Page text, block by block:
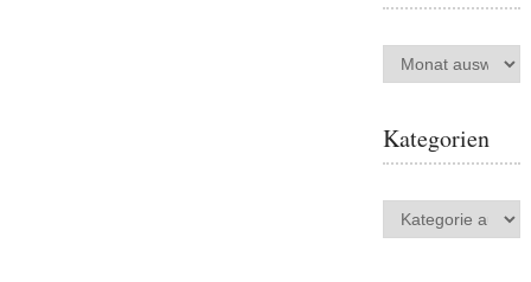
Archiv
Kategorien
Kategorien